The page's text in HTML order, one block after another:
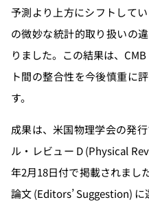
予測より上方にシフトして
の微妙な統計的取り扱いの
りました。この結果は、
ト間の整合性を今後慎重に
す。
成果は、米国物理学会の発
ル・レビュー D (Physical
年2月18日付で掲載されまし
論文 (Editors’ Suggestion) に